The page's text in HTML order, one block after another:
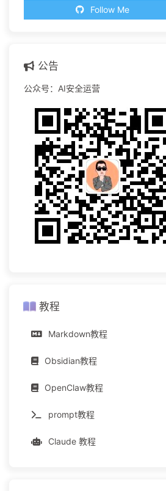
Follow Me
公告
公众号：AI安全运营
教程
Markdown教程
Obsidian教程
OpenClaw教程
prompt教程
Claude 教程